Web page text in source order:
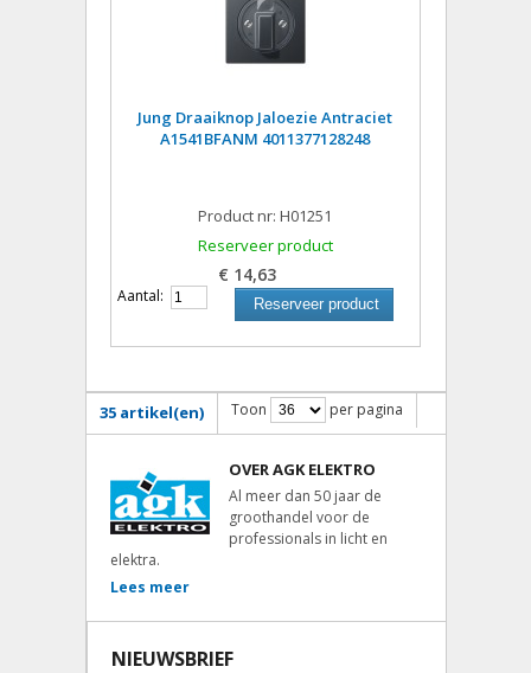
Jung Draaiknop Jaloezie Antraciet
A1541BFANM 4011377128248
Product nr: H01251
Reserveer product
€ 14,63
Aantal: Reserveer product
35 artikel(en) Toon per pagina
OVER AGK ELEKTRO
Al meer dan 50 jaar de
groothandel voor de
professionals in licht en
elektra.
Lees meer
NIEUWSBRIEF